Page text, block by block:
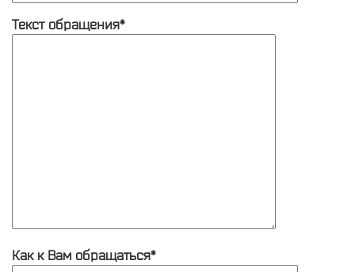
Текст обращения*
Как к Вам обращаться*